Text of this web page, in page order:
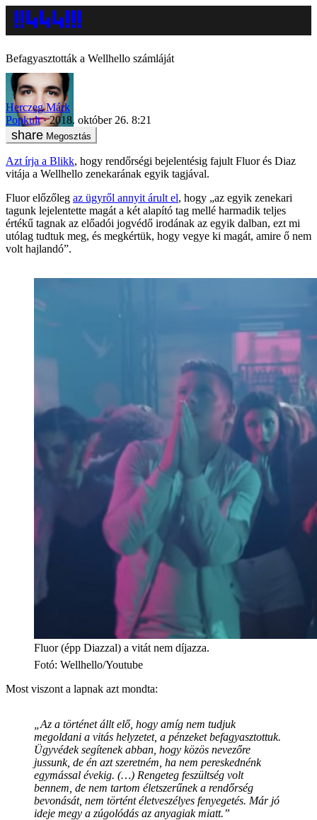
Befagyasztották a Wellhello számláját
Herczeg Márk
Popkult
2018. október 26. 8:21
Megosztás
Azt írja a Blikk, hogy rendőrségi bejelentésig fajult Fluor és Diaz
vitája a Wellhello zenekarának egyik tagjával.
Fluor előzőleg az ügyről annyit árult el, hogy „az egyik zenekari
tagunk lejelentette magát a két alapító tag mellé harmadik teljes
értékű tagnak az előadói jogvédő irodának az egyik dalban, ezt mi
utólag tudtuk meg, és megkértük, hogy vegye ki magát, amire ő nem
volt hajlandó”.
Fluor (épp Diazzal) a vitát nem díjazza.
Fotó: Wellhello/Youtube
Most viszont a lapnak azt mondta:
„Az a történet állt elő, hogy amíg nem tudjuk
megoldani a vitás helyzetet, a pénzeket befagyasztottuk.
Ügyvédek segítenek abban, hogy közös nevezőre
jussunk, de én azt szeretném, ha nem pereskednénk
egymással évekig. (…) Rengeteg feszültség volt
bennem, de nem tartom életszerűnek a rendőrség
bevonását, nem történt életveszélyes fenyegetés. Már jó
ideje megy a zúgolódás az anyagiak miatt.”